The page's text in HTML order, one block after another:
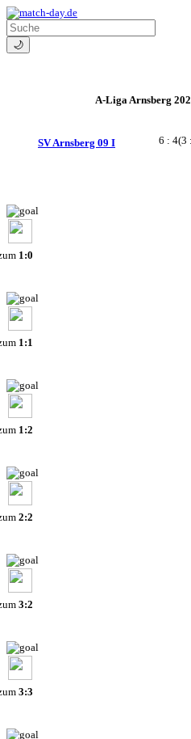
🌙
A-Liga Arnsberg
SV Arnsberg 09 I 6 : 4(3
1:0
1:1
1:2
2:2
3:2
3:3